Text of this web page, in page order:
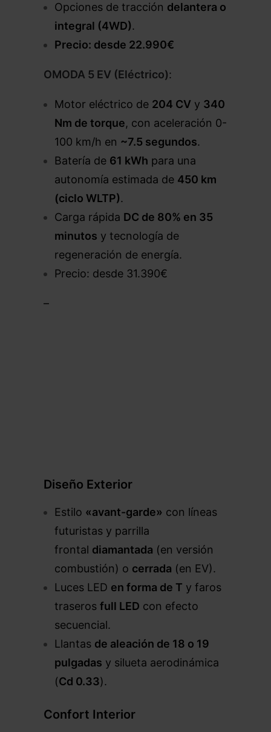
Opciones de tracción delantera o
integral (4WD).
Precio: desde 22.990€
OMODA 5 EV (Eléctrico):
Motor eléctrico de 204 CV y 340
Nm de torque, con aceleración 0-
100 km/h en ~7.5 segundos.
Batería de 61 kWh para una
autonomía estimada de 450 km
(ciclo WLTP).
Carga rápida DC de 80% en 35
minutos y tecnología de
regeneración de energía.
Precio: desde 31.390€
–
Diseño Exterior
Estilo «avant-garde» con líneas
futuristas y parrilla
frontal diamantada (en versión
combustión) o cerrada (en EV).
Luces LED en forma de T y faros
traseros full LED con efecto
secuencial.
Llantas de aleación de 18 o 19
pulgadas y silueta aerodinámica
(Cd 0.33).
Confort Interior